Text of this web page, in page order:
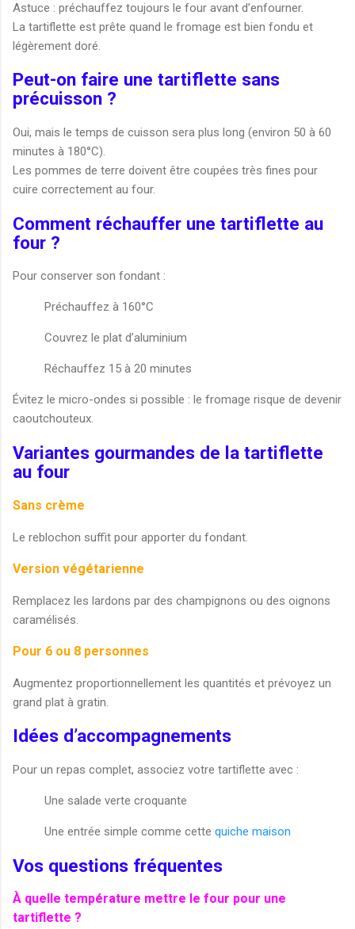
Astuce : préchauffez toujours le four avant d’enfourner.
La tartiflette est prête quand le fromage est bien fondu et
légèrement doré.
Peut-on faire une tartiflette sans
précuisson ?
Oui, mais le temps de cuisson sera plus long (environ 50 à 60
minutes à 180°C).
Les pommes de terre doivent être coupées très fines pour
cuire correctement au four.
Comment réchauffer une tartiflette au
four ?
Pour conserver son fondant :
Préchauffez à 160°C
Couvrez le plat d’aluminium
Réchauffez 15 à 20 minutes
Évitez le micro-ondes si possible : le fromage risque de devenir
caoutchouteux.
Variantes gourmandes de la tartiflette
au four
Sans crème
Le reblochon suffit pour apporter du fondant.
Version végétarienne
Remplacez les lardons par des champignons ou des oignons
caramélisés.
Pour 6 ou 8 personnes
Augmentez proportionnellement les quantités et prévoyez un
grand plat à gratin.
Idées d’accompagnements
Pour un repas complet, associez votre tartiflette avec :
Une salade verte croquante
Une entrée simple comme cette quiche maison
Vos questions fréquentes
À quelle température mettre le four pour une
tartiflette ?